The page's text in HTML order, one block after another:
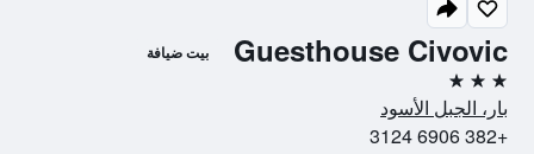
Guesthouse Civovic بيت ضيافة
3 نجوم
بار، الجبل الأسود
+382 6906 3124